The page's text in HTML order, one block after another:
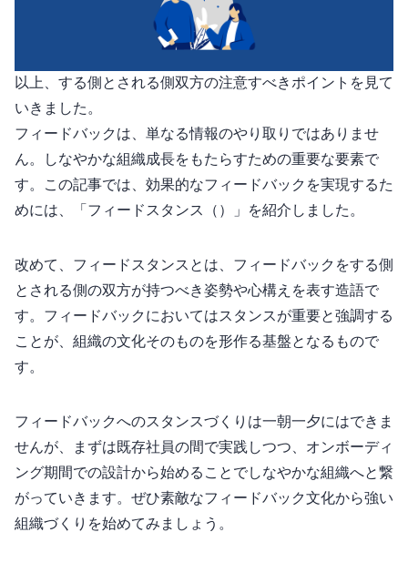
以上、する側とされる側双方の注意すべきポイントを見て
いきました。
フィードバックは、単なる情報のやり取りではありませ
ん。しなやかな組織成長をもたらすための重要な要素で
す。この記事では、効果的なフィードバックを実現するた
めには、「フィードスタンス（Feedstance）」を紹介しました。
改めて、フィードスタンスとは、フィードバックをする側
とされる側の双方が持つべき姿勢や心構えを表す造語で
す。フィードバックにおいてはスタンスが重要と強調する
ことが、組織の文化そのものを形作る基盤となるもので
す。
フィードバックへのスタンスづくりは一朝一夕にはできま
せんが、まずは既存社員の間で実践しつつ、オンボーディ
ング期間での設計から始めることでしなやかな組織へと繋
がっていきます。ぜひ素敵なフィードバック文化から強い
組織づくりを始めてみましょう。